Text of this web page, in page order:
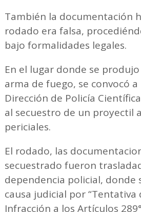
También la documentación
rodado era falsa,
bajo formalidades legales.
En el lugar donde se
arma de fuego, se convocó
Dirección de Policía
al secuestro de un proyectil
periciales.
El rodado, las
secuestrado fueron
dependencia policial, donde
causa judicial por “Tentativa
Infracción a los Artículos